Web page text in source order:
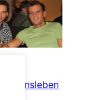
Vereinsleben